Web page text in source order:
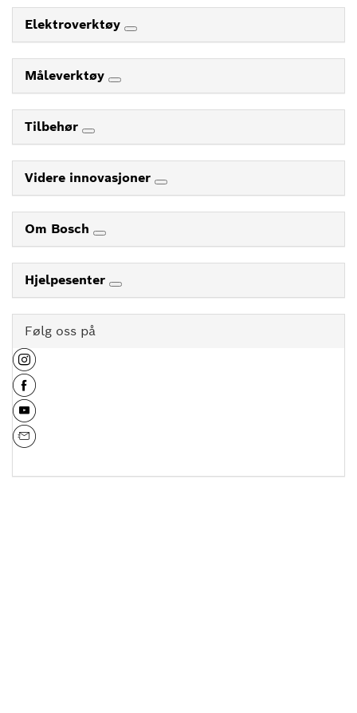
Elektroverktøy
Måleverktøy
Tilbehør
Videre innovasjoner
Om Bosch
Hjelpesenter
Følg oss på